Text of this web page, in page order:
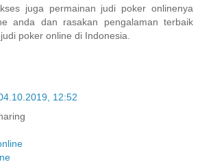
juga permainan judi poker onlinenya
anda dan rasakan pengalaman terbaik
poker online di Indonesia.
12:52